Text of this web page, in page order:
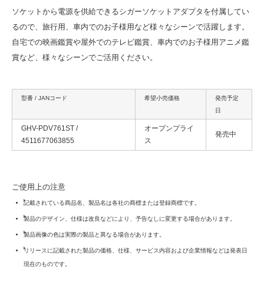
ソケットから電源を供給できるシガーソケットアダプタを付属してい
るので、旅行用、車内でのお子様用など様々なシーンで活躍します。
自宅での映画鑑賞や屋外でのテレビ鑑賞、車内でのお子様用アニメ鑑
賞など、様々なシーンでご活用ください。
型番 / JANコード 希望小売価格
発売予定
日
GHV-PDV761ST /
4511677063855
オープンプライ
ス
発売中
ご使用上の注意
記載されている商品名、製品名は各社の商標または登録商標です。
製品のデザイン、仕様は改良などにより、予告なしに変更する場合があります。
製品画像の色は実際の製品と異なる場合があります。
リリースに記載された製品の価格、仕様、サービス内容および企業情報などは発表日
現在のものです。